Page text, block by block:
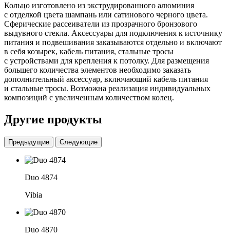
Кольцо изготовлено из экструдированного алюминия
с отделкой цвета шампань или сатинового черного цвета.
Сферические рассеиватели из прозрачного бронзового
выдувного стекла. Аксессуары для подключения к источнику
питания и подвешивания заказываются отдельно и включают
в себя козырек, кабель питания, стальные тросы
с устройствами для крепления к потолку. Для размещения
большего количества элементов необходимо заказать
дополнительный аксессуар, включающий кабель питания
и стальные тросы. Возможна реализация индивидуальных
композиций с увеличенным количеством колец.
Другие продукты
Предыдущие Следующие
Duo 4874
Vibia
Duo 4870